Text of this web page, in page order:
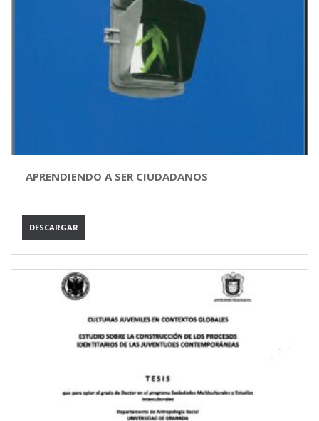
APRENDIENDO A SER CIUDADANOS
DESCARGAR